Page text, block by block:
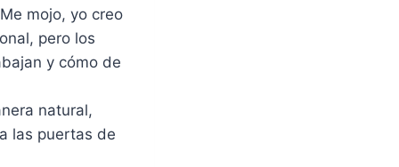
mojo, yo creo
pero los
y cómo de
natural,
las puertas de